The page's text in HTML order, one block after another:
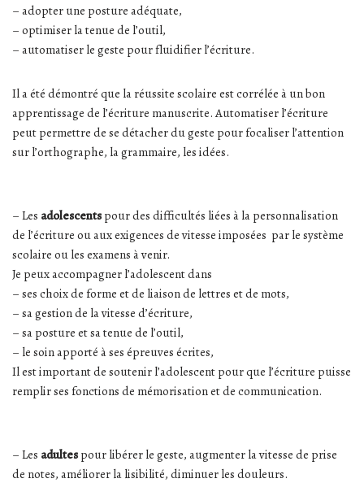
– adopter une posture adéquate,
– optimiser la tenue de l’outil,
– automatiser le geste pour fluidifier l’écriture.
Il a été démontré que la réussite scolaire est corrélée à un bon
apprentissage de l’écriture manuscrite. Automatiser l’écriture
peut permettre de se détacher du geste pour focaliser l’attention
sur l’orthographe, la grammaire, les idées.
– Les adolescents pour des difficultés liées à la personnalisation
de l’écriture ou aux exigences de vitesse imposées par le système
scolaire ou les examens à venir.
Je peux accompagner l’adolescent dans
– ses choix de forme et de liaison de lettres et de mots,
– sa gestion de la vitesse d’écriture,
– sa posture et sa tenue de l’outil,
– le soin apporté à ses épreuves écrites,
Il est important de soutenir l’adolescent pour que l’écriture puisse
remplir ses fonctions de mémorisation et de communication.
– Les adultes pour libérer le geste, augmenter la vitesse de prise
de notes, améliorer la lisibilité, diminuer les douleurs.